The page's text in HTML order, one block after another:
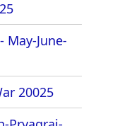
May-June-
20025